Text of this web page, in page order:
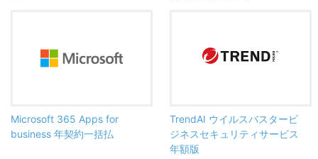
Microsoft 365 Apps for
business 年契約一括払
TrendAI ウイルスバスタービ
ジネスセキュリティサービス
年額版